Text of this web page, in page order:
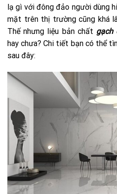
lạ gì với đông đảo người dùng
mặt trên thị trường cũng khá
Thế nhưng liệu bản chất gạch
hay chưa? Chi tiết bạn có thể
sau đây: